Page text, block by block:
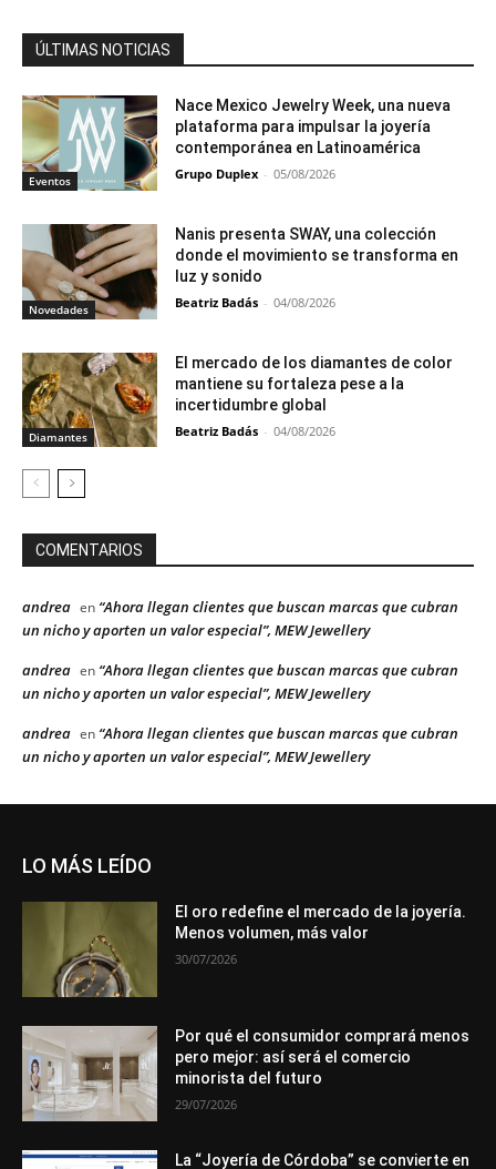
ÚLTIMAS NOTICIAS
Eventos
Nace Mexico Jewelry Week, una nueva
plataforma para impulsar la joyería
contemporánea en Latinoamérica
Grupo Duplex - 05/08/2026
Novedades
Nanis presenta SWAY, una colección
donde el movimiento se transforma en
luz y sonido
Beatriz Badás - 04/08/2026
Diamantes
El mercado de los diamantes de color
mantiene su fortaleza pese a la
incertidumbre global
Beatriz Badás - 04/08/2026
COMENTARIOS
andrea en “Ahora llegan clientes que buscan marcas que cubran
un nicho y aporten un valor especial”, MEW Jewellery
andrea en “Ahora llegan clientes que buscan marcas que cubran
un nicho y aporten un valor especial”, MEW Jewellery
andrea en “Ahora llegan clientes que buscan marcas que cubran
un nicho y aporten un valor especial”, MEW Jewellery
LO MÁS LEÍDO
El oro redefine el mercado de la joyería.
Menos volumen, más valor
30/07/2026
Por qué el consumidor comprará menos
pero mejor: así será el comercio
minorista del futuro
29/07/2026
La “Joyería de Córdoba” se convierte en